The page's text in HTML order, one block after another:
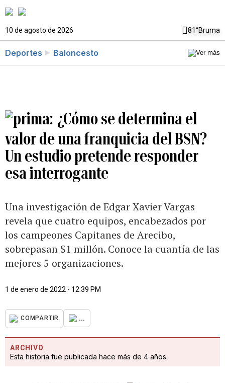
10 de agosto de 2026 81°Bruma
Deportes Baloncesto
¿Cómo se determina el
valor de una franquicia del BSN?
Un estudio pretende responder
esa interrogante
Una investigación de Edgar Xavier Vargas
revela que cuatro equipos, encabezados por
los campeones Capitanes de Arecibo,
sobrepasan $1 millón. Conoce la cuantía de las
mejores 5 organizaciones.
1 de enero de 2022 - 12:39 PM
COMPARTIR ...
ARCHIVO
Esta historia fue publicada hace más de 4 años.